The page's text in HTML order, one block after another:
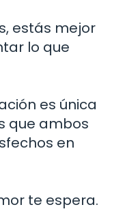
estás mejor
lo que
es única
que ambos
en
te espera.